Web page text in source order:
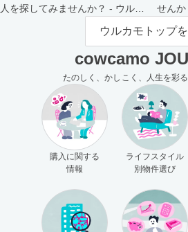
人を探してみませんか？ - ウルカ
せんか
主さま
ウルカモトップ
cowcamo
たのしく、かしこく、人生を彩
購入に関する
情報
ライフスタイル
別物件選び